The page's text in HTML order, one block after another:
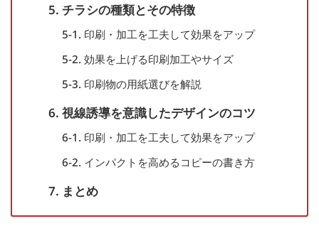
5. チラシの種類とその特徴
5-1. 印刷・加工を工夫して効果をアップ
5-2. 効果を上げる印刷加工やサイズ
5-3. 印刷物の用紙選びを解説
6. 視線誘導を意識したデザインのコツ
6-1. 印刷・加工を工夫して効果をアップ
6-2. インパクトを高めるコピーの書き方
7. まとめ